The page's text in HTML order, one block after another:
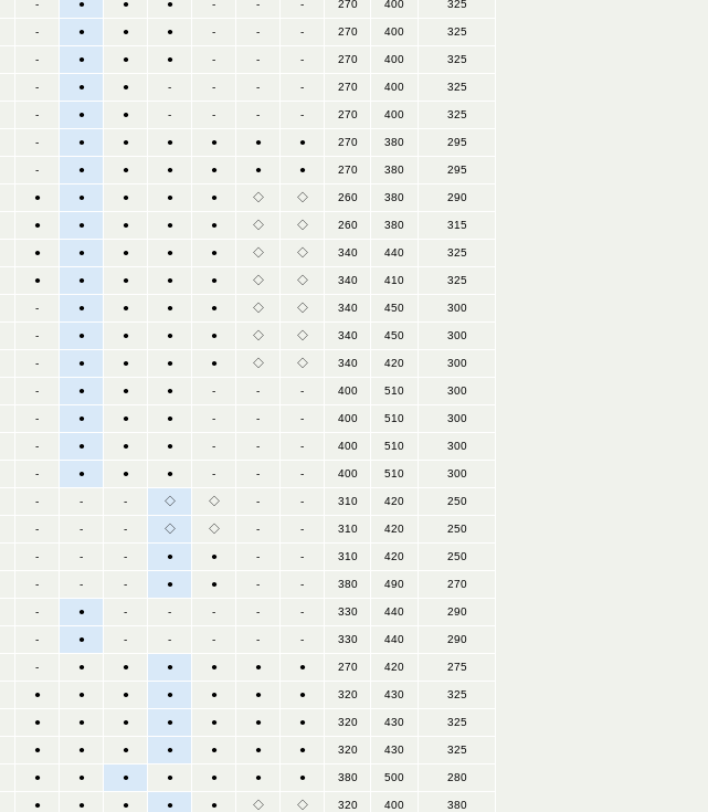
- ● ● ● - - - 270 400 325
- ● ● ● - - - 270 400 325
- ● ● ● - - - 270 400 325
- ● ● - - - - 270 400 325
- ● ● - - - - 270 400 325
- ● ● ● ● ● ● 270 380 295
- ● ● ● ● ● ● 270 380 295
● ● ● ● ● ◇ ◇ 260 380 290
● ● ● ● ● ◇ ◇ 260 380 315
● ● ● ● ● ◇ ◇ 340 440 325
● ● ● ● ● ◇ ◇ 340 410 325
- ● ● ● ● ◇ ◇ 340 450 300
- ● ● ● ● ◇ ◇ 340 450 300
- ● ● ● ● ◇ ◇ 340 420 300
- ● ● ● - - - 400 510 300
- ● ● ● - - - 400 510 300
- ● ● ● - - - 400 510 300
- ● ● ● - - - 400 510 300
- - - ◇ ◇ - - 310 420 250
- - - ◇ ◇ - - 310 420 250
- - - ● ● - - 310 420 250
- - - ● ● - - 380 490 270
- ● - - - - - 330 440 290
- ● - - - - - 330 440 290
- ● ● ● ● ● ● 270 420 275
● ● ● ● ● ● ● 320 430 325
● ● ● ● ● ● ● 320 430 325
● ● ● ● ● ● ● 320 430 325
● ● ● ● ● ● ● 380 500 280
● ● ● ● ● ◇ ◇ 320 400 380